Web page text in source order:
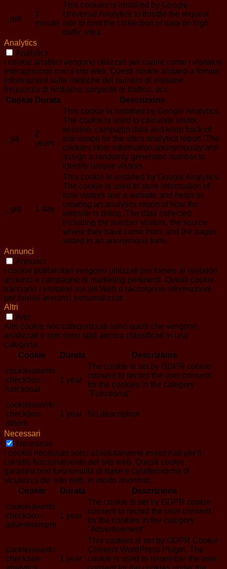
_gat
1
minute
This cookies is installed by Google
Universal Analytics to throttle the request
rate to limit the colllection of data on high
traffic sites.
Analytics
Analytics
I cookie analitici vengono utilizzati per capire come i visitatori
interagiscono con il sito web. Questi cookie aiutano a fornire
informazioni sulle metriche del numero di visitatori,
frequenza di rimbalzo, sorgente di traffico, ecc.
Cookie Durata Descrizione
_ga
2
years
This cookie is installed by Google Analytics.
The cookie is used to calculate visitor,
session, campaign data and keep track of
site usage for the site's analytics report. The
cookies store information anonymously and
assign a randomly generated number to
identify unique visitors.
_gid 1 day
This cookie is installed by Google Analytics.
The cookie is used to store information of
how visitors use a website and helps in
creating an analytics report of how the
website is doing. The data collected
including the number visitors, the source
where they have come from, and the pages
visted in an anonymous form.
Annunci
Annunci
I cookie pubblicitari vengono utilizzati per fornire ai visitatori
annunci e campagne di marketing pertinenti. Questi cookie
tracciano i visitatori sui siti Web e raccolgono informazioni
per fornire annunci personalizzati.
Altri
Altri
Altri cookie non categorizzati sono quelli che vengono
analizzati e non sono stati ancora classificati in una
categoria.
Cookie
Durata
Descrizione
cookielawinfo-
checkbox-
functional
1 year
The cookie is set by GDPR cookie
consent to record the user consent
for the cookies in the category
"Functional".
cookielawinfo-
checkbox-
others
1 year No description
Necessari
Necessari
I cookie necessari sono assolutamente essenziali per il
corretto funzionamento del sito web. Questi cookie
garantiscono funzionalità di base e caratteristiche di
sicurezza del sito web, in modo anonimo.
Cookie
Durata
Descrizione
cookielawinfo-
checkbox-
advertisement
1 year
The cookie is set by GDPR cookie
consent to record the user consent
for the cookies in the category
"Advertisement".
cookielawinfo-
checkbox-
1 year
This cookies is set by GDPR Cookie
Consent WordPress Plugin. The
cookie is used to remember the user